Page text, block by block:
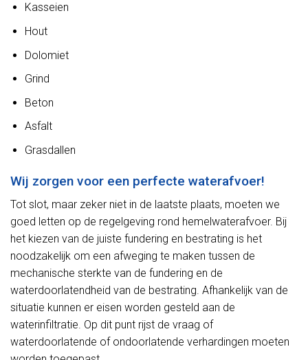
Kasseien
Hout
Dolomiet
Grind
Beton
Asfalt
Grasdallen
Wij zorgen voor een perfecte waterafvoer!
Tot slot, maar zeker niet in de laatste plaats, moeten we
goed letten op de regelgeving rond hemelwaterafvoer. Bij
het kiezen van de juiste fundering en bestrating is het
noodzakelijk om een afweging te maken tussen de
mechanische sterkte van de fundering en de
waterdoorlatendheid van de bestrating. Afhankelijk van de
situatie kunnen er eisen worden gesteld aan de
waterinfiltratie. Op dit punt rijst de vraag of
waterdoorlatende of ondoorlatende verhardingen moeten